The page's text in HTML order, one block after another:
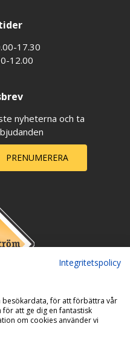
17.30
12.00
nyheterna och ta
PRENUMERERA
Integritetspolicy
besökardata, för att förbättra vår
att ge dig en fantastisk
om cookies använder vi